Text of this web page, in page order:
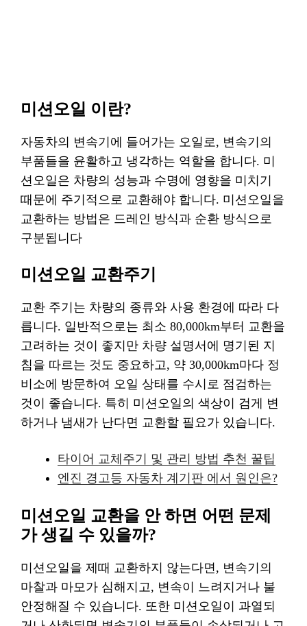
미션오일 이란?
자동차의 변속기에 들어가는 오일로, 변속기의
부품들을 윤활하고 냉각하는 역할을 합니다. 미
션오일은 차량의 성능과 수명에 영향을 미치기
때문에 주기적으로 교환해야 합니다. 미션오일을
교환하는 방법은 드레인 방식과 순환 방식으로
구분됩니다
미션오일 교환주기
교환 주기는 차량의 종류와 사용 환경에 따라 다
릅니다. 일반적으로는 최소 80,000km부터 교환을
고려하는 것이 좋지만 차량 설명서에 명기된 지
침을 따르는 것도 중요하고, 약 30,000km마다 정
비소에 방문하여 오일 상태를 수시로 점검하는
것이 좋습니다. 특히 미션오일의 색상이 검게 변
하거나 냄새가 난다면 교환할 필요가 있습니다.
타이어 교체주기 및 관리 방법 추천 꿀팁
엔진 경고등 자동차 계기판 에서 원인은?
미션오일 교환을 안 하면 어떤 문제
가 생길 수 있을까?
미션오일을 제때 교환하지 않는다면, 변속기의
마찰과 마모가 심해지고, 변속이 느려지거나 불
안정해질 수 있습니다. 또한 미션오일이 과열되